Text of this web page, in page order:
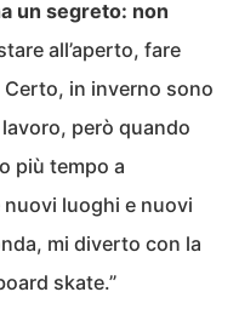
un segreto: non
all’aperto, fare
in inverno sono
però quando
più tempo a
luoghi e nuovi
mi diverto con la
skate.”